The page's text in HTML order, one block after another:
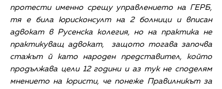
протести именно срещу управлението на ГЕРБ,
тя е била юрисконсулт на 2 болници и вписан
адвокат в Русенска колегия, но на практика не
практикуващ адвокат, защото тогава започва
стажът й като народен представител, който
продължава цели 12 години и аз тук не споделям
мнението на юристи, че понеже Правилникът за